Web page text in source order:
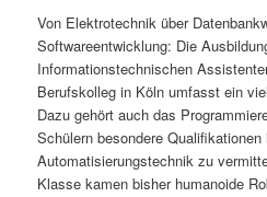
Von Elektrotechnik über
Softwareentwicklung: Die
Informationstechnischen
Berufskolleg in Köln umfasst ein
Dazu gehört auch das
Schülern besondere Qualifikationen
Automatisierungstechnik zu
Klasse kamen bisher humanoide